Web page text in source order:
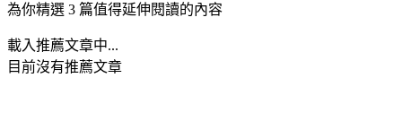
為你精選 3 篇值得延伸閱讀的內容
載入推薦文章中...
目前沒有推薦文章